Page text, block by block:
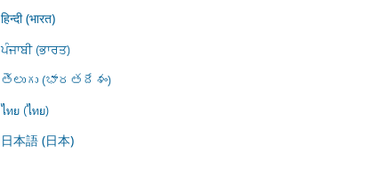
हिन्दी (भारत)
ਪੰਜਾਬੀ (ਭਾਰਤ)
తెలుగు (భారతదేశం)
ไทย (ไทย)
日本語 (日本)